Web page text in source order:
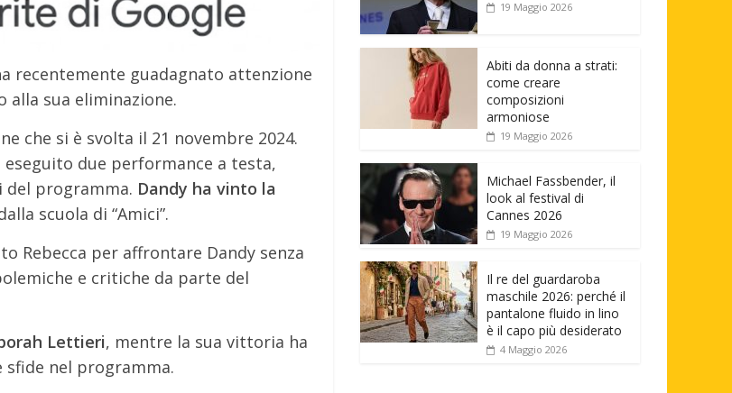
recentemente guadagnato attenzione
alla sua eliminazione.
che si è svolta il 21 novembre 2024.
due performance a testa,
del programma. Dandy ha vinto la
scuola di “Amici”.
Rebecca per affrontare Dandy senza
e critiche da parte del
Lettieri, mentre la sua vittoria ha
nel programma.
19 Maggio 2026
Abiti da donna a strati:
come creare
composizioni
armoniose
19 Maggio 2026
Michael Fassbender, il
look al festival di
Cannes 2026
19 Maggio 2026
Il re del guardaroba
maschile 2026: perché il
pantalone fluido in lino
è il capo più desiderato
4 Maggio 2026